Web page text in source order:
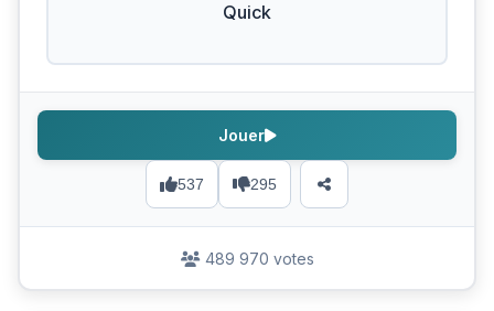
Quick
537 295
Jouer
489 970 votes